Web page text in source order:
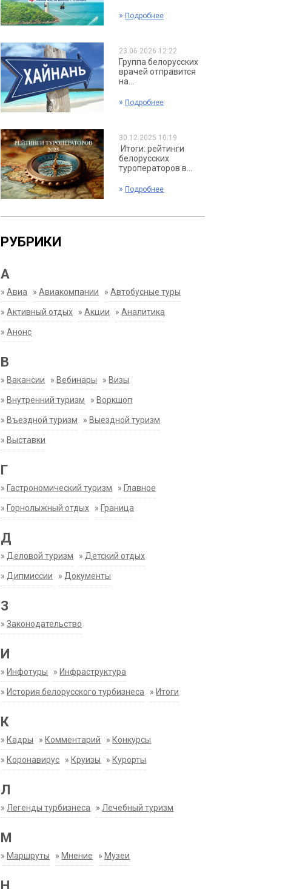
» Подробнее
23.06.2026 12:22
Группа белорусских
врачей отправится
на...
» Подробнее
30.12.2025 10:19
Итоги: рейтинги
белорусских
туроператоров в...
» Подробнее
РУБРИКИ
А
»Авиа »Авиакомпании »Автобусные туры
»Активный отдых »Акции »Аналитика
»Анонс
В
» Вакансии » Вебинары » Визы
» Внутренний туризм » Воркшоп
» Въездной туризм » Выездной туризм
» Выставки
Г
» Гастрономический туризм » Главное
» Горнолыжный отдых » Граница
Д
» Деловой туризм » Детский отдых
» Дипмиссии » Документы
З
»Законодательство
И
» Инфотуры » Инфраструктура
» История белорусского турбизнеса » Итоги
К
» Кадры » Комментарий » Конкурсы
» Коронавирус » Круизы » Курорты
Л
» Легенды турбизнеса » Лечебный туризм
М
» Маршруты » Мнение » Музеи
Н